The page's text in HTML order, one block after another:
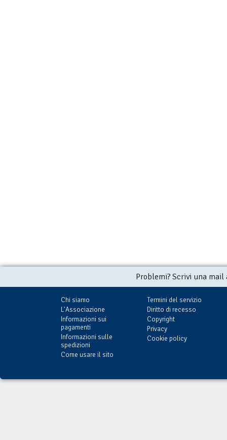
Problemi? Scrivi una
Chi siamo
L'Associazione
Informazioni sui
pagamenti
Informazioni sulle
spedizioni
Come usare il sito
Termini del servizio
Diritto di recesso
Copyright
Privacy
Cookie policy